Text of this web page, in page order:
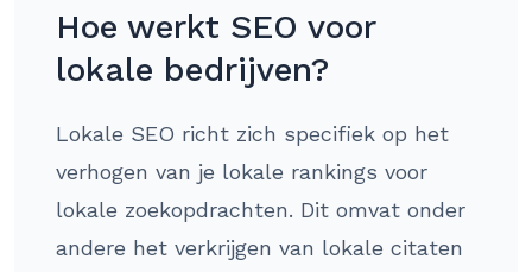
Hoe werkt SEO voor
lokale bedrijven?
Lokale SEO richt zich specifiek op het
verhogen van je lokale rankings voor
lokale zoekopdrachten. Dit omvat onder
andere het verkrijgen van lokale citaten